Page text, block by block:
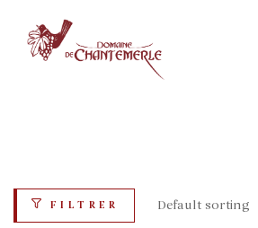
FILTRER